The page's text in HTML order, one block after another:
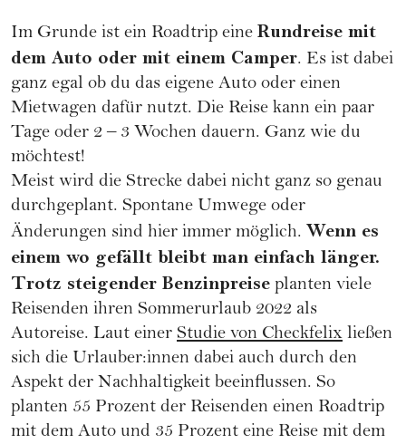
Im Grunde ist ein Roadtrip eine Rundreise mit
dem Auto oder mit einem Camper. Es ist dabei
ganz egal ob du das eigene Auto oder einen
Mietwagen dafür nutzt. Die Reise kann ein paar
Tage oder 2 – 3 Wochen dauern. Ganz wie du
möchtest!
Meist wird die Strecke dabei nicht ganz so genau
durchgeplant. Spontane Umwege oder
Änderungen sind hier immer möglich. Wenn es
einem wo gefällt bleibt man einfach länger.
Trotz steigender Benzinpreise planten viele
Reisenden ihren Sommerurlaub 2022 als
Autoreise. Laut einer Studie von Checkfelix ließen
sich die Urlauber:innen dabei auch durch den
Aspekt der Nachhaltigkeit beeinflussen. So
planten 55 Prozent der Reisenden einen Roadtrip
mit dem Auto und 35 Prozent eine Reise mit dem